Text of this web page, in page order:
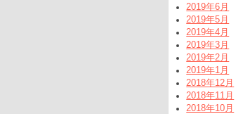
2019年6月
2019年5月
2019年4月
2019年3月
2019年2月
2019年1月
2018年12月
2018年11月
2018年10月